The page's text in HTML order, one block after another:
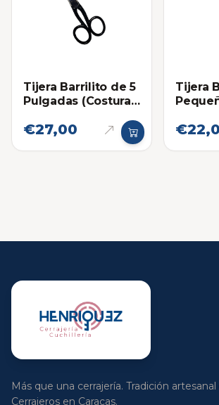
Tijera Barrilito de 5
Pulgadas (Costura-
€27,00
Tijera
Más que una cerrajería. Tradición
Cerrajeros en Caracas.